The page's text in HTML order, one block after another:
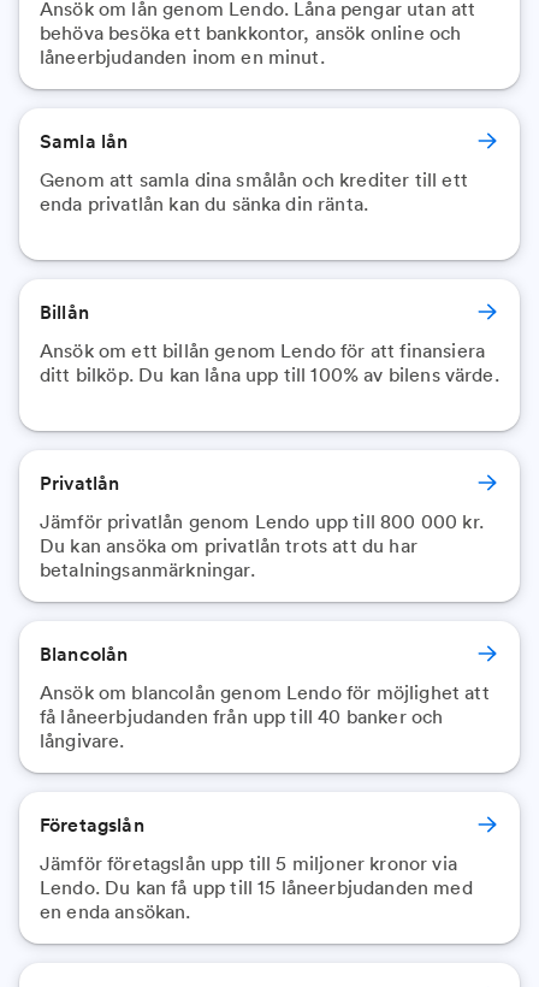
Ansök om lån genom Lendo. Låna pengar utan att
behöva besöka ett bankkontor, ansök online och
låneerbjudanden inom en minut.
Samla lån
Genom att samla dina smålån och krediter till ett
enda privatlån kan du sänka din ränta.
Billån
Ansök om ett billån genom Lendo för att finansiera
ditt bilköp. Du kan låna upp till 100% av bilens värde.
Privatlån
Jämför privatlån genom Lendo upp till 800 000 kr.
Du kan ansöka om privatlån trots att du har
betalningsanmärkningar.
Blancolån
Ansök om blancolån genom Lendo för möjlighet att
få låneerbjudanden från upp till 40 banker och
långivare.
Företagslån
Jämför företagslån upp till 5 miljoner kronor via
Lendo. Du kan få upp till 15 låneerbjudanden med
en enda ansökan.